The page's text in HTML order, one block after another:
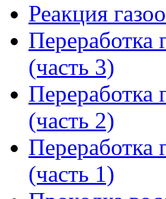
Реакция
(часть 3)
(часть 2)
(часть 1)